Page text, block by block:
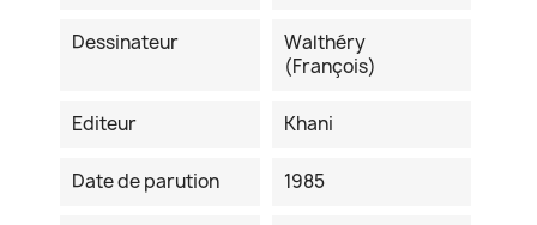
Dessinateur
Walthéry
(François)
Editeur Khani
Date de parution 1985